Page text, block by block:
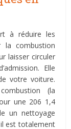
à réduire les
la combustion
laisser circuler
Elle
votre voiture.
(la
une 206 1,4
un nettoyage
est totalement